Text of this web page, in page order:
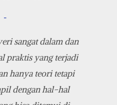
-
sangat dalam dan
praktis yang terjadi
hanya teori tetapi
dengan hal-hal